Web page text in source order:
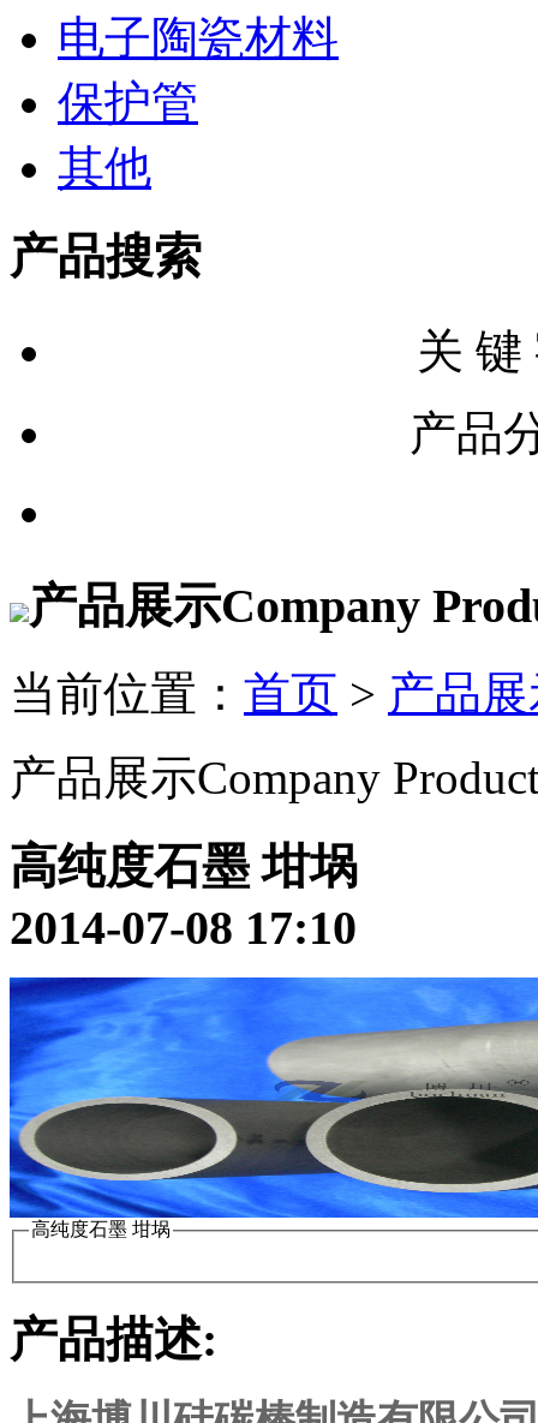
电子陶瓷材料
保护管
其他
产品搜索
关 键
产品
产品展示Company
当前位置： 首页 > 产品
产品展示Company
高纯度石墨 坩埚
2014-07-08 17:10
高纯度石墨 坩埚
产品描述: